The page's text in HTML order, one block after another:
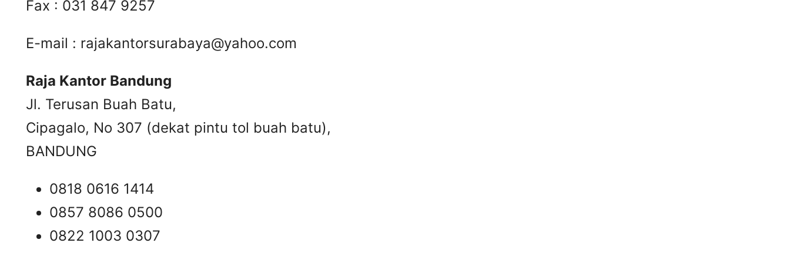
Fax : 031 847 9257
E-mail : rajakantorsurabaya@yahoo.com
Raja Kantor Bandung
Jl. Terusan Buah Batu,
Cipagalo, No 307 (dekat pintu tol buah batu),
BANDUNG
0818 0616 1414
0857 8086 0500
0822 1003 0307